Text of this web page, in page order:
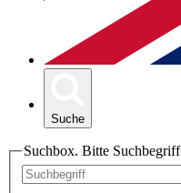
Suche
Suchbox. Bitte